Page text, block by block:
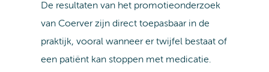
De resultaten van het promotieonderzoek
van Coerver zijn direct toepasbaar in de
praktijk, vooral wanneer er twijfel bestaat of
een patiënt kan stoppen met medicatie.